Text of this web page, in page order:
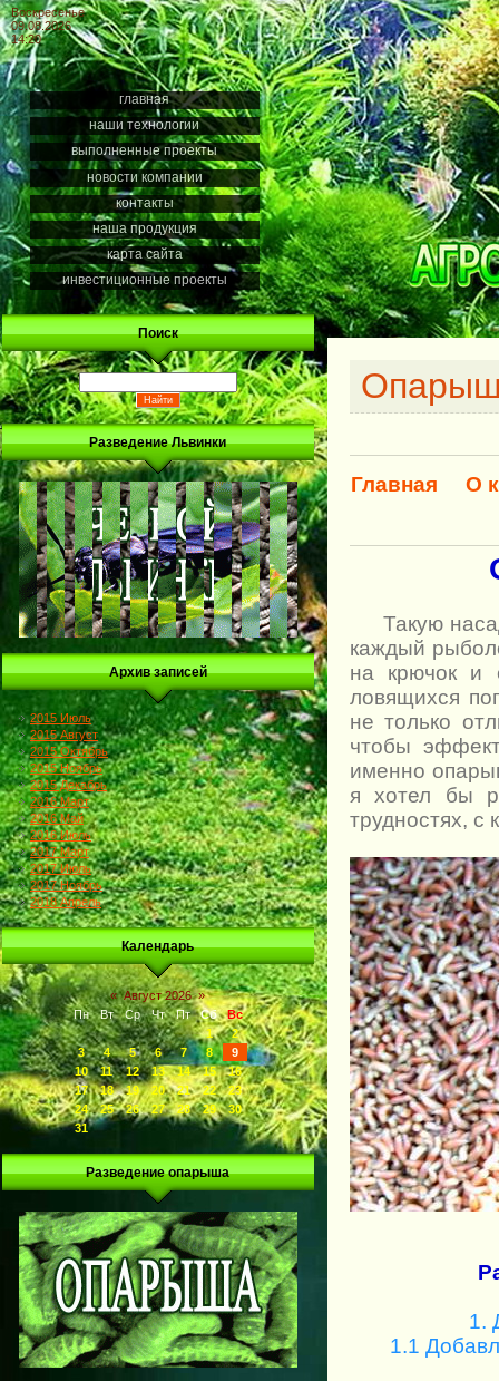
Воскресенье
09.08.2026
14:20
главная
наши технологии
выполненные проекты
новости компании
контакты
наша продукция
карта сайта
инвестиционные проекты
Поиск
Разведение Львинки
Архив записей
2015 Июль
2015 Август
2015 Октябрь
2015 Ноябрь
2015 Декабрь
2016 Март
2016 Май
2016 Июль
2017 Март
2017 Июль
2017 Ноябрь
2018 Апрель
Календарь
« Август 2026 »
Пн
Вт Ср Чт Пт Сб
Вс
1
2
3
4 5 6 7 8
9
10
11 12 13 14 15
16
17
18 19 20 21 22
23
24
25 26 27 28 29
30
31
Разведение опарыша
Главная О
Такую
каждый
на крючок и
ловящихся
не только
чтобы
именно
я хотел бы
трудностях, с
1.
1.1